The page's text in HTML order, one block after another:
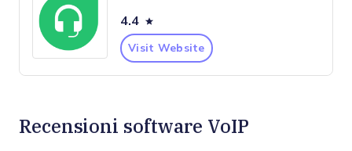
4.4
Visit Website
Recensioni software VoIP